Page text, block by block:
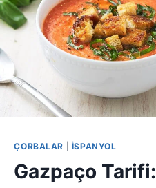
ÇORBALAR İSPANYOL
Gazpaço Tarifi: